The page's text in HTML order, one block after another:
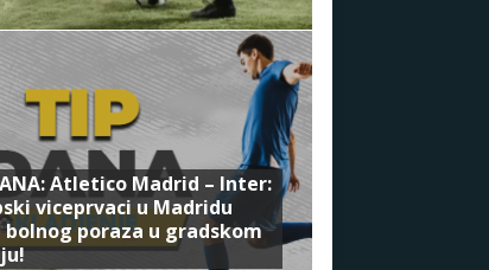
Atletico Madrid – Inter:
viceprvaci u Madridu
bolnog poraza u gradskom